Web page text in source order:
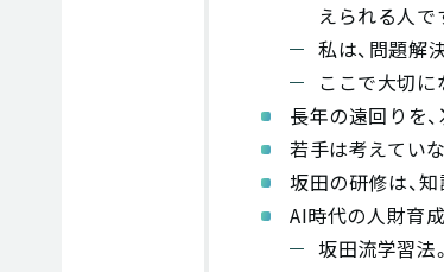
えられる人で
私は、問題解
ここで大切に
長年の遠回りを
若手は考えてい
坂田の研修は、
AI時代の人財育
坂田流学習法。